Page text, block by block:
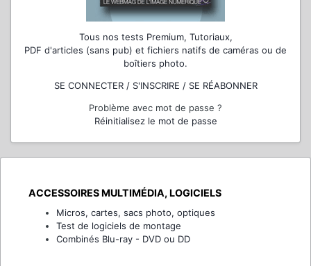
Tous nos tests Premium, Tutoriaux,
PDF d'articles (sans pub) et fichiers natifs de caméras ou de
boîtiers photo.
SE CONNECTER / S'INSCRIRE / SE RÉABONNER
Problème avec mot de passe ?
Réinitialisez le mot de passe
ACCESSOIRES MULTIMÉDIA, LOGICIELS
Micros, cartes, sacs photo, optiques
Test de logiciels de montage
Combinés Blu-ray - DVD ou DD